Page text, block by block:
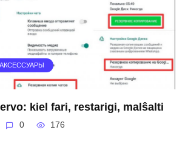
kiel fari, restarigi, malŝalti
0 176